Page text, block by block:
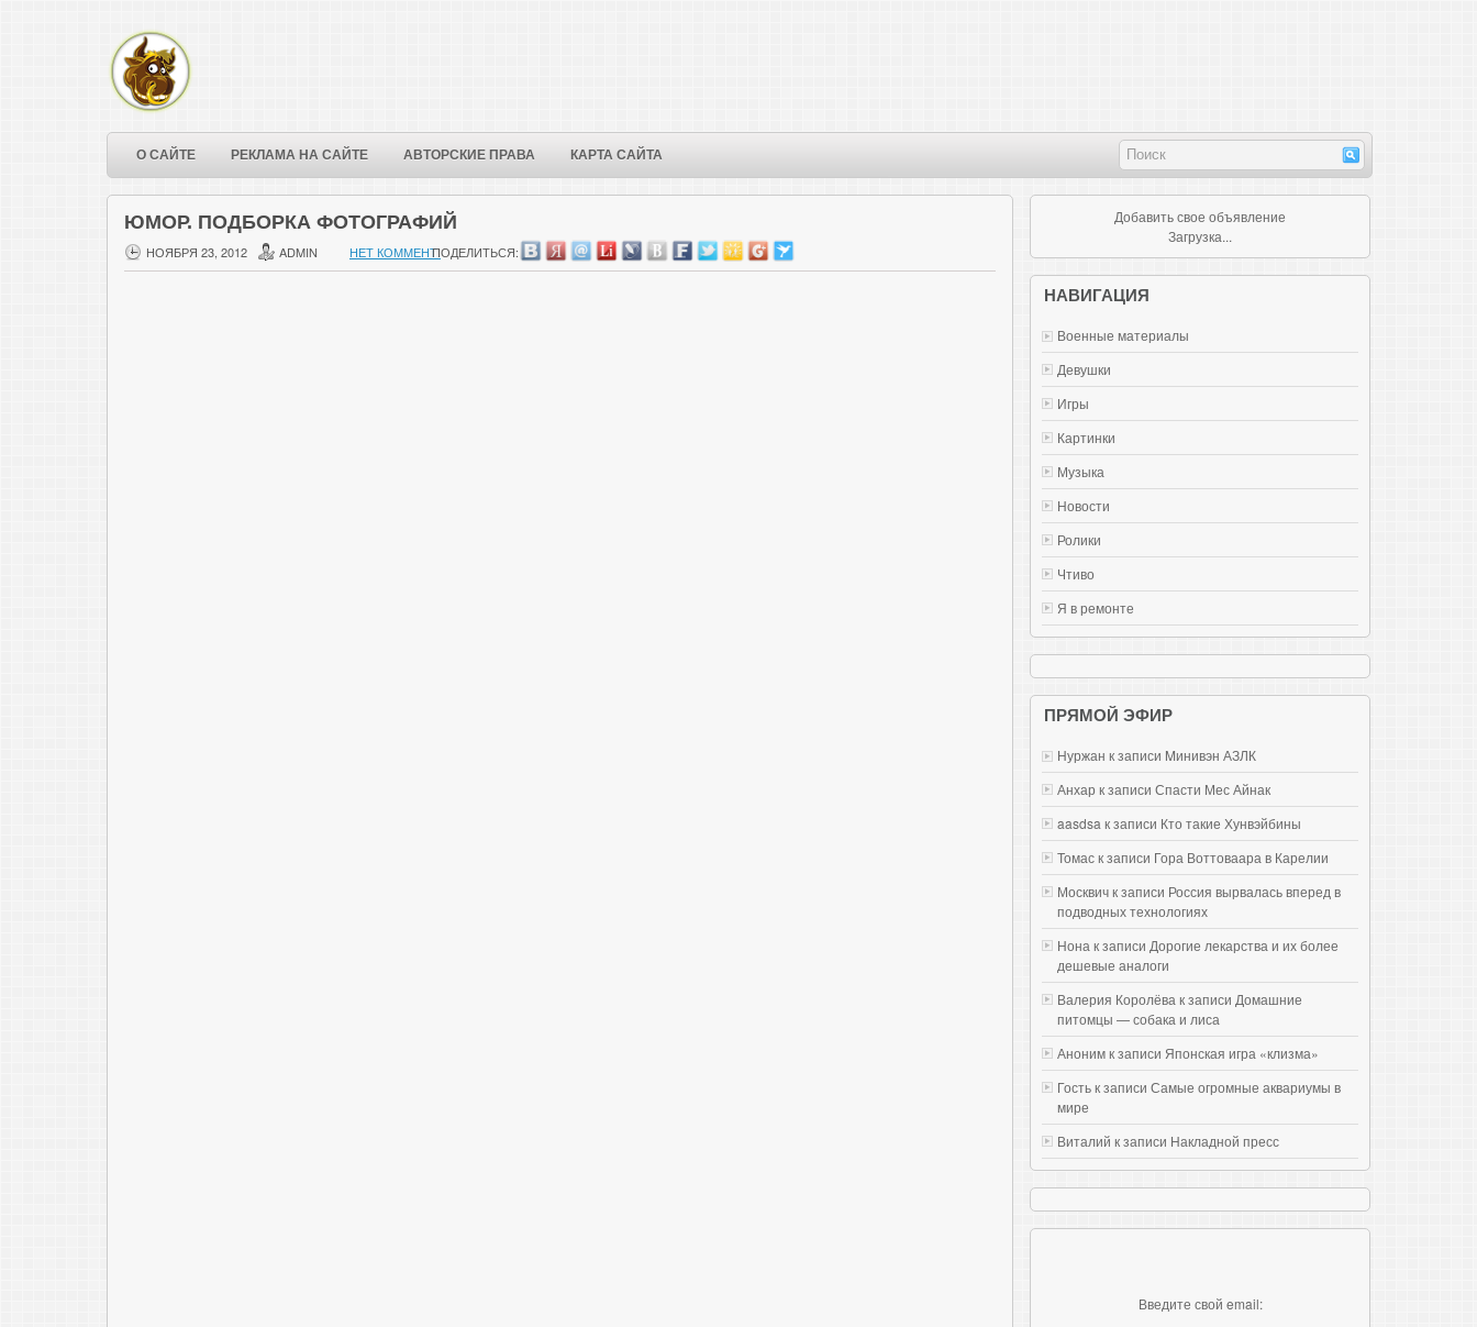
О САЙТЕ РЕКЛАМА НА САЙТЕ АВТОРСКИЕ ПРАВА КАРТА САЙТА
ЮМОР. ПОДБОРКА ФОТОГРАФИЙ
НОЯБРЯ 23, 2012 ADMIN НЕТ КОММЕНТ.ПОДЕЛИТЬСЯ:
Добавить свое объявление
Загрузка...
НАВИГАЦИЯ
Военные материалы
Девушки
Игры
Картинки
Музыка
Новости
Ролики
Чтиво
Я в ремонте
ПРЯМОЙ ЭФИР
Нуржан к записи Mинивэн АЗЛК
Анхар к записи Спасти Мес Айнак
aasdsa к записи Кто такие Хунвэйбины
Томас к записи Гора Воттоваара в Карелии
Москвич к записи Россия вырвалась вперед в
подводных технологиях
Нона к записи Дорогие лекарства и их более
дешевые аналоги
Валерия Королёва к записи Домашние
питомцы — собака и лиса
Аноним к записи Японская игра «клизма»
Гость к записи Самые огромные аквариумы в
мире
Виталий к записи Накладной пресс
Введите свой email: